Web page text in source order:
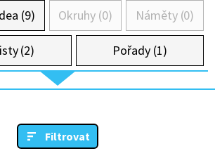
(9) Okruhy (0) Náměty (0)
(2) Pořady (1)
Filtrovat